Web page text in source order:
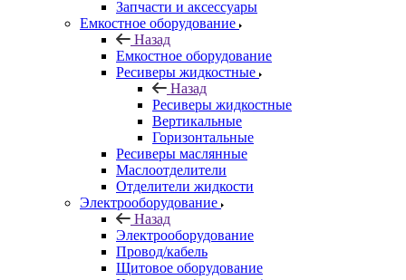
Запчасти и аксессуары
Емкостное оборудование
Назад
Емкостное оборудование
Ресиверы жидкостные
Назад
Ресиверы жидкостные
Вертикальные
Горизонтальные
Ресиверы маслянные
Маслоотделители
Отделители жидкости
Электрооборудование
Назад
Электрооборудование
Провод/кабель
Щитовое оборудование